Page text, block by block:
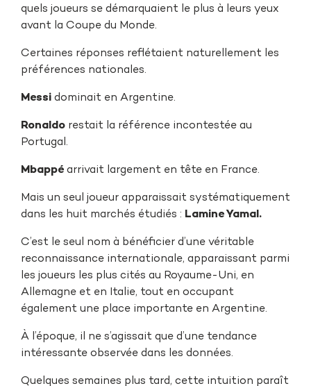
quels joueurs se démarquaient le plus à leurs yeux
avant la Coupe du Monde.
Certaines réponses reflétaient naturellement les
préférences nationales.
Messi dominait en Argentine.
Ronaldo restait la référence incontestée au
Portugal.
Mbappé arrivait largement en tête en France.
Mais un seul joueur apparaissait systématiquement
dans les huit marchés étudiés : Lamine Yamal.
C’est le seul nom à bénéficier d’une véritable
reconnaissance internationale, apparaissant parmi
les joueurs les plus cités au Royaume-Uni, en
Allemagne et en Italie, tout en occupant
également une place importante en Argentine.
À l’époque, il ne s’agissait que d’une tendance
intéressante observée dans les données.
Quelques semaines plus tard, cette intuition paraît